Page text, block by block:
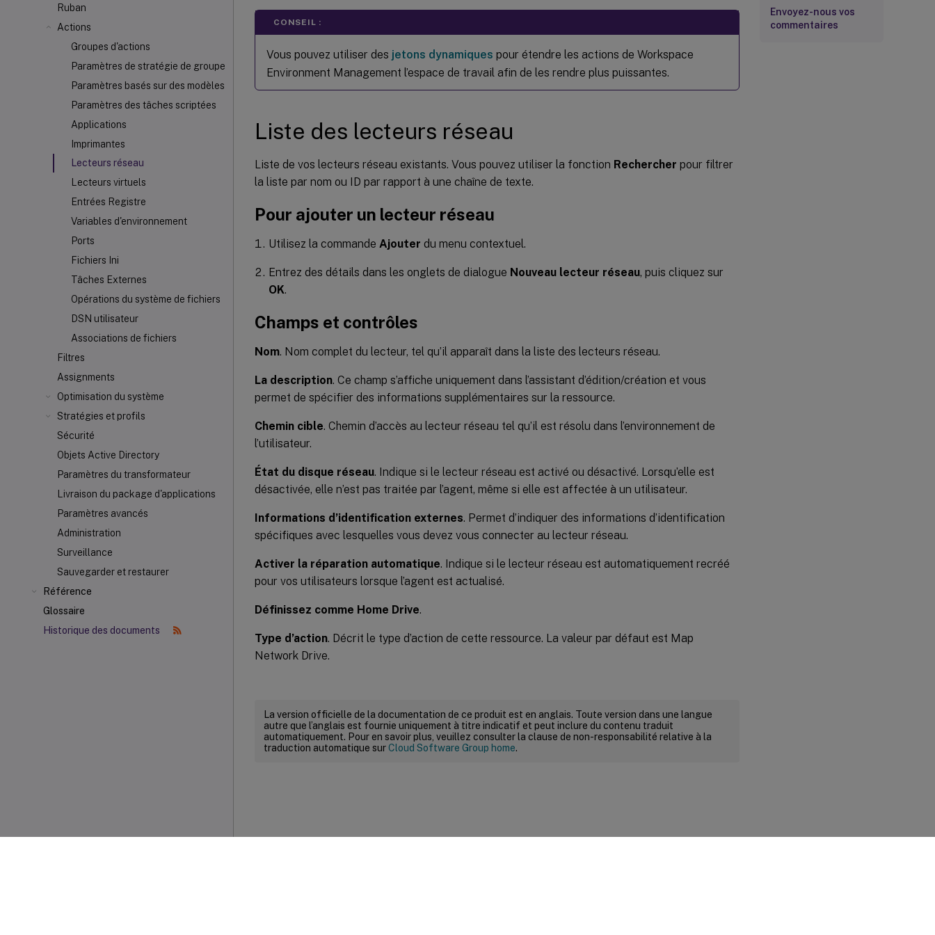
Ruban
Actions
Groupes d'actions
Paramètres de stratégie de groupe
Paramètres basés sur des modèles
Paramètres des tâches scriptées
Applications
Imprimantes
Lecteurs réseau
Lecteurs virtuels
Entrées Registre
Variables d'environnement
Ports
Fichiers Ini
Tâches Externes
Opérations du système de fichiers
DSN utilisateur
Associations de fichiers
Filtres
Assignments
Optimisation du système
Stratégies et profils
Sécurité
Objets Active Directory
Paramètres du transformateur
Livraison du package d'applications
Paramètres avancés
Administration
Surveillance
Sauvegarder et restaurer
Référence
Glossaire
Historique des documents
CONSEIL :
Vous pouvez utiliser des jetons dynamiques pour étendre les actions de Workspace
Environment Management l’espace de travail afin de les rendre plus puissantes.
Liste des lecteurs réseau
Liste de vos lecteurs réseau existants. Vous pouvez utiliser la fonction Rechercher pour filtrer
la liste par nom ou ID par rapport à une chaîne de texte.
Pour ajouter un lecteur réseau
Utilisez la commande Ajouter du menu contextuel.
Entrez des détails dans les onglets de dialogue Nouveau lecteur réseau, puis cliquez sur
OK.
Champs et contrôles
Nom. Nom complet du lecteur, tel qu’il apparaît dans la liste des lecteurs réseau.
La description. Ce champ s’affiche uniquement dans l’assistant d’édition/création et vous
permet de spécifier des informations supplémentaires sur la ressource.
Chemin cible. Chemin d’accès au lecteur réseau tel qu’il est résolu dans l’environnement de
l’utilisateur.
État du disque réseau. Indique si le lecteur réseau est activé ou désactivé. Lorsqu’elle est
désactivée, elle n’est pas traitée par l’agent, même si elle est affectée à un utilisateur.
Informations d’identification externes. Permet d’indiquer des informations d’identification
spécifiques avec lesquelles vous devez vous connecter au lecteur réseau.
Activer la réparation automatique. Indique si le lecteur réseau est automatiquement recréé
pour vos utilisateurs lorsque l’agent est actualisé.
Définissez comme Home Drive.
Type d’action. Décrit le type d’action de cette ressource. La valeur par défaut est Map
Network Drive.
La version officielle de la documentation de ce produit est en anglais. Toute version dans une langue
autre que l’anglais est fournie uniquement à titre indicatif et peut inclure du contenu traduit
automatiquement. Pour en savoir plus, veuillez consulter la clause de non-responsabilité relative à la
traduction automatique surCloud Software Group home.
Envoyez-nous vos
commentaires